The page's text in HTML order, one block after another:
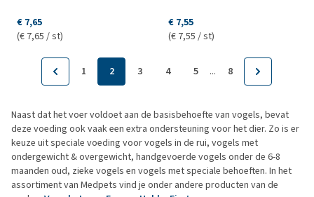
€ 7,65
(€ 7,65 / st)
€ 7,55
(€ 7,55 / st)
1 2 3 4 5 ... 8
Naast dat het voer voldoet aan de basisbehoefte van vogels, bevat
deze voeding ook vaak een extra ondersteuning voor het dier. Zo is er
keuze uit speciale voeding voor vogels in de rui, vogels met
ondergewicht & overgewicht, handgevoerde vogels onder de 6-8
maanden oud, zieke vogels en vogels met speciale behoeften. In het
assortiment van Medpets vind je onder andere producten van de